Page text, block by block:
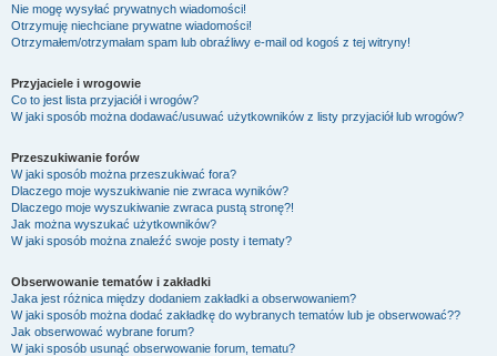
Nie mogę wysyłać prywatnych wiadomości!
Otrzymuję niechciane prywatne wiadomości!
Otrzymałem/otrzymałam spam lub obraźliwy e-mail od kogoś z tej witryny!
Przyjaciele i wrogowie
Co to jest lista przyjaciół i wrogów?
W jaki sposób można dodawać/usuwać użytkowników z listy przyjaciół lub wrogów?
Przeszukiwanie forów
W jaki sposób można przeszukiwać fora?
Dlaczego moje wyszukiwanie nie zwraca wyników?
Dlaczego moje wyszukiwanie zwraca pustą stronę?!
Jak można wyszukać użytkowników?
W jaki sposób można znaleźć swoje posty i tematy?
Obserwowanie tematów i zakładki
Jaka jest różnica między dodaniem zakładki a obserwowaniem?
W jaki sposób można dodać zakładkę do wybranych tematów lub je obserwować??
Jak obserwować wybrane forum?
W jaki sposób usunąć obserwowanie forum, tematu?